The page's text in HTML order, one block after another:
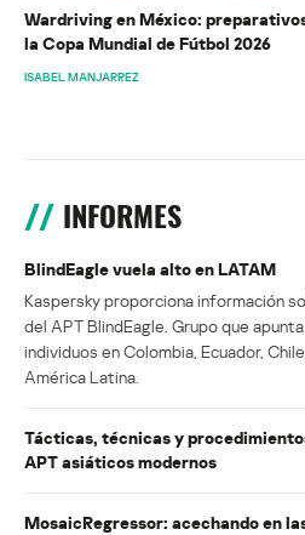
Wardriving en México:
la Copa Mundial de Fútbol 2026
ISABEL MANJARREZ
INFORMES
BlindEagle vuela alto en LATAM
Kaspersky proporciona información
del APT BlindEagle. Grupo que
individuos en Colombia, Ecuador,
América Latina.
Tácticas, técnicas y
APT asiáticos modernos
MosaicRegressor: acechando en